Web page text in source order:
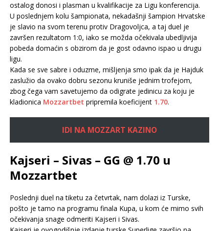
ostalog donosi i plasman u kvalifikacije za Ligu konferencija.
U poslednjem kolu šampionata, nekadašnji šampion Hrvatske
je slavio na svom terenu protiv Dragovoljca, a taj duel je
završen rezultatom 1:0, iako se možda očekivala ubedljivija
pobeda domaćin s obzirom da je gost odavno ispao u drugu
ligu.
Kada se sve sabre i oduzme, mišljenja smo ipak da je Hajduk
zaslužio da ovako dobru sezonu kruniše jednim trofejom,
zbog čega vam savetujemo da odigrate jedinicu za koju je
kladionica Mozzartbet pripremila koeficijent 1.70.
IDI NA MOZZART KAZINO
Kajseri – Sivas – GG @ 1.70 u
Mozzartbet
Poslednji duel na tiketu za četvrtak, nam dolazi iz Turske,
pošto je tamo na programu finala Kupa, u kom će mimo svih
očekivanja snage odmeriti Kajseri i Sivas.